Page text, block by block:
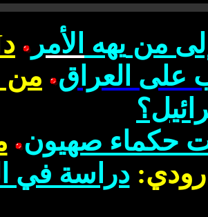
من يهه الأمر د
على العراق من
حكماء صهيون
:دراسة في